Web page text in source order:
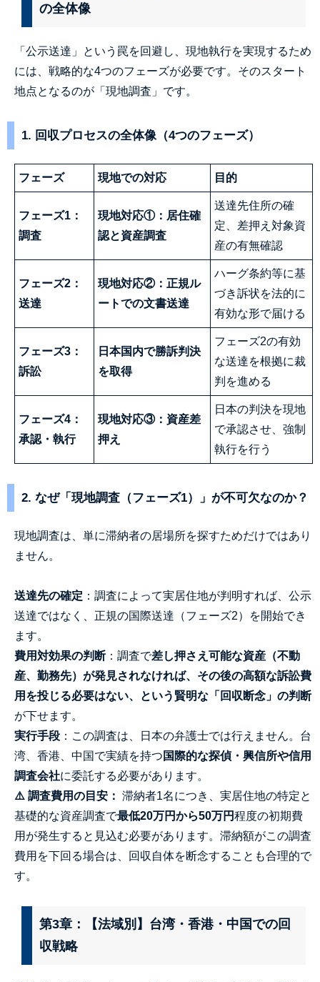
の全体像
「公示送達」という罠を回避し、現地執行を実現するため
には、戦略的な4つのフェーズが必要です。そのスタート
地点となるのが「現地調査」です。
1. 回収プロセスの全体像（4つのフェーズ）
フェーズ 現地での対応 目的
フェーズ1：
調査
現地対応①：居住確
認と資産調査
送達先住所の確
定、差押え対象資
産の有無確認
フェーズ2：
送達
現地対応②：正規ル
ートでの文書送達
ハーグ条約等に基
づき訴状を法的に
有効な形で届ける
フェーズ3：
訴訟
日本国内で勝訴判決
を取得
フェーズ2の有効
な送達を根拠に裁
判を進める
フェーズ4：
承認・執行
現地対応③：資産差
押え
日本の判決を現地
で承認させ、強制
執行を行う
2. なぜ「現地調査（フェーズ1）」が不可欠なのか？
現地調査は、単に滞納者の居場所を探すためだけではあり
ません。
送達先の確定 ：調査によって実居住地が判明すれば、公示
送達ではなく、正規の国際送達（フェーズ2）を開始でき
ます。
費用対効果の判断：調査で差し押さえ可能な資産（不動
産、勤務先）が発見されなければ、その後の高額な訴訟費
用を投じる必要はない、という賢明な「回収断念」の判断
が下せます。
実行手段 ：この調査は、日本の弁護士では行えません。台
湾、香港、中国で実績を持つ 国際的な探偵・興信所や信用
調査会社に委託する必要があります。
⚠️ 調査費用の目安： 滞納者1名につき、実居住地の特定と
基礎的な資産調査で最低20万円から50万円程度の初期費
用が発生すると見込む必要があります。滞納額がこの調査
費用を下回る場合は、回収自体を断念することも合理的で
す。
第3章：【法域別】台湾・香港・中国での回
収戦略